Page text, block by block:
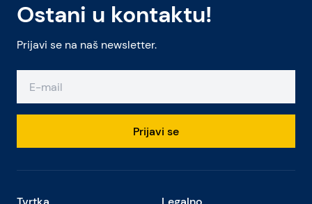
Ostani u kontaktu!
Prijavi se na naš newsletter.
Prijavi se
Tvrtka Legalno